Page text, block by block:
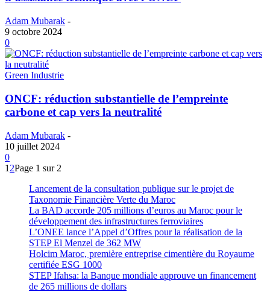
Adam Mubarak -
9 octobre 2024
0
Green Industrie
ONCF: réduction substantielle de l’empreinte
carbone et cap vers la neutralité
Adam Mubarak -
10 juillet 2024
0
1 2Page 1 sur 2
Lancement de la consultation publique sur le projet de
Taxonomie Financière Verte du Maroc
La BAD accorde 205 millions d’euros au Maroc pour le
développement des infrastructures ferroviaires
L’ONEE lance l’Appel d’Offres pour la réalisation de la
STEP El Menzel de 362 MW
Holcim Maroc, première entreprise cimentière du Royaume
certifiée ESG 1000
STEP Ifahsa: la Banque mondiale approuve un financement
de 265 millions de dollars